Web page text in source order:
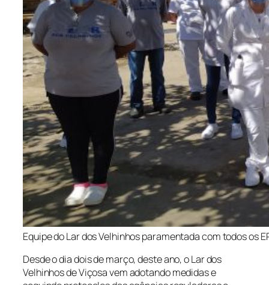
Equipe do Lar dos Velhinhos paramentada com todos os
Desde o dia dois de março, deste ano, o Lar dos
Velhinhos de Viçosa vem adotando medidas e